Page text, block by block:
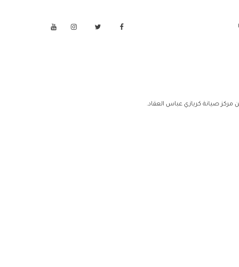
مركز صيانة كريازي عباس العقاد.